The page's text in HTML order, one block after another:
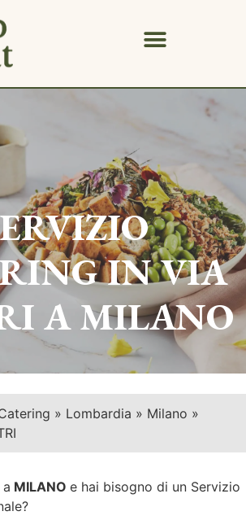
INVIA
A MILANO
» Lombardia » Milano »
a MILANO e hai bisogno di un Servizio